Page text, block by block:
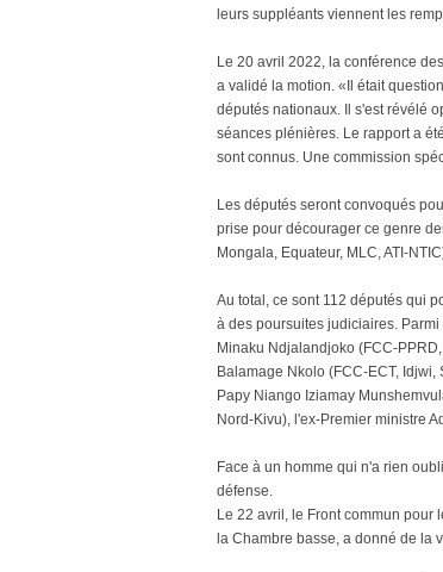
leurs suppléants viennent les
Le 20 avril 2022, la conférence
a validé la motion. «Il était
députés nationaux. Il s'est révélé
séances plénières. Le rapport a
sont connus. Une commission
Les députés seront convoqués
prise pour décourager ce genre
Mongala, Equateur, MLC, ATI-
Au total, ce sont 112 députés qui
à des poursuites judiciaires.
Minaku Ndjalandjoko (FCC-
Balamage Nkolo (FCC-ECT,
Papy Niango Iziamay
Nord-Kivu), l'ex-Premier ministre
Face à un homme qui n'a rien
défense.
Le 22 avril, le Front commun
la Chambre basse, a donné de la